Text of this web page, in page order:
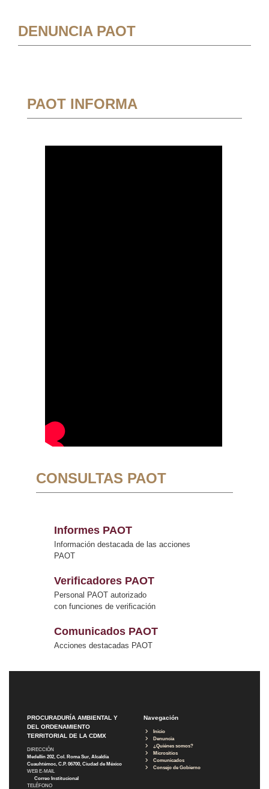
DENUNCIA PAOT
PAOT INFORMA
CONSULTAS PAOT
Informes PAOT
Información destacada de las acciones
PAOT
Verificadores PAOT
Personal PAOT autorizado
con funciones de verificación
Comunicados PAOT
Acciones destacadas PAOT
PROCURADURÍA AMBIENTAL Y
DEL ORDENAMIENTO
TERRITORIAL DE LA CDMX
DIRECCIÓN
Medellín 202, Col. Roma Sur, Alcaldía
Cuauhtémoc, C.P. 06700, Ciudad de México
WEB E-MAIL
Correo Institucional
TELÉFONO
Navegación
Inicio
Denuncia
¿Quiénes somos?
Micrositios
Comunicados
Consejo de Gobierno